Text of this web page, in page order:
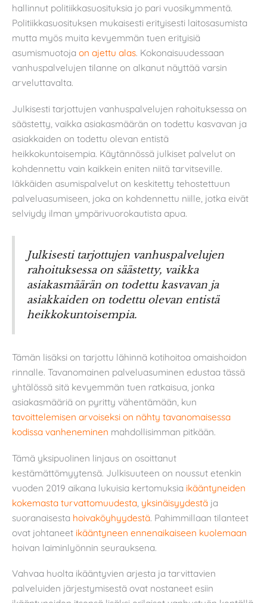
hallinnut politiikkasuosituksia jo pari vuosikymmentä.
Politiikkasuosituksen mukaisesti erityisesti laitosasumista
mutta myös muita kevyemmän tuen erityisiä
asumismuotoja on ajettu alas. Kokonaisuudessaan
vanhuspalvelujen tilanne on alkanut näyttää varsin
arveluttavalta.
Julkisesti tarjottujen vanhuspalvelujen rahoituksessa on
säästetty, vaikka asiakasmäärän on todettu kasvavan ja
asiakkaiden on todettu olevan entistä
heikkokuntoisempia. Käytännössä julkiset palvelut on
kohdennettu vain kaikkein eniten niitä tarvitseville.
Iäkkäiden asumispalvelut on keskitetty tehostettuun
palveluasumiseen, joka on kohdennettu niille, jotka eivät
selviydy ilman ympärivuorokautista apua.
Julkisesti tarjottujen vanhuspalvelujen
rahoituksessa on säästetty, vaikka
asiakasmäärän on todettu kasvavan ja
asiakkaiden on todettu olevan entistä
heikkokuntoisempia.
Tämän lisäksi on tarjottu lähinnä kotihoitoa omaishoidon
rinnalle. Tavanomainen palveluasuminen edustaa tässä
yhtälössä sitä kevyemmän tuen ratkaisua, jonka
asiakasmääriä on pyritty vähentämään, kun
tavoittelemisen arvoiseksi on nähty tavanomaisessa
kodissa vanheneminen mahdollisimman pitkään.
Tämä yksipuolinen linjaus on osoittanut
kestämättömyytensä. Julkisuuteen on noussut etenkin
vuoden 2019 aikana lukuisia kertomuksia ikääntyneiden
kokemasta turvattomuudesta yksinäisyydestä ja
suoranaisesta hoivaköyhyydestä. Pahimmillaan tilanteet
ovat johtaneet ikääntyneen ennenaikaiseen kuolemaan
hoivan laiminlyönnin seurauksena.
Vahvaa huolta ikääntyvien arjesta ja tarvittavien
palveluiden järjestymisestä ovat nostaneet esiin